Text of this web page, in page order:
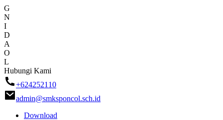
G
N
I
D
A
O
L
Skip
to
content
Hubungi Kami
+624252110
admin@smksponcol.sch.id
Download